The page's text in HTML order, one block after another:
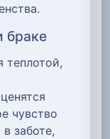
браке
теплотой,
чувство
заботе,